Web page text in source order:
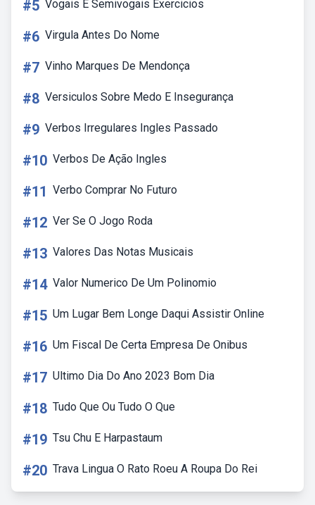
#5 Vogais E Semivogais Exercicios
#6 Virgula Antes Do Nome
#7 Vinho Marques De Mendonça
#8 Versiculos Sobre Medo E Insegurança
#9 Verbos Irregulares Ingles Passado
#10 Verbos De Ação Ingles
#11 Verbo Comprar No Futuro
#12 Ver Se O Jogo Roda
#13 Valores Das Notas Musicais
#14 Valor Numerico De Um Polinomio
#15 Um Lugar Bem Longe Daqui Assistir Online
#16 Um Fiscal De Certa Empresa De Onibus
#17 Ultimo Dia Do Ano 2023 Bom Dia
#18 Tudo Que Ou Tudo O Que
#19 Tsu Chu E Harpastaum
#20 Trava Lingua O Rato Roeu A Roupa Do Rei